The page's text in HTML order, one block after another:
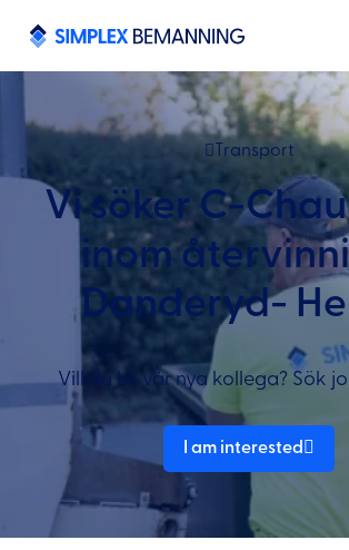
Transport
Vi söker C-
inom
Danderyd-
Vill du bli vår nya kollega? Sök
I am interested